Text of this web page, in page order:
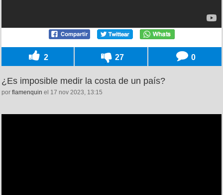
2 27 0
¿Es imposible medir la costa de un país?
por flamenquin el 17 nov 2023, 13:15